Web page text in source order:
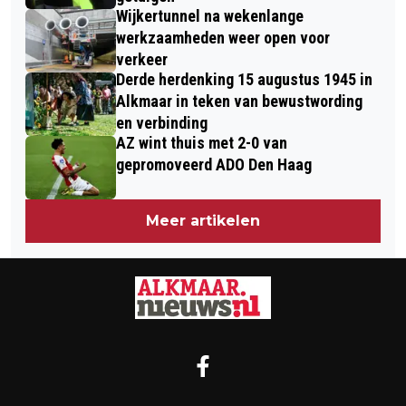
Wijkertunnel na wekenlange
werkzaamheden weer open voor
verkeer
Derde herdenking 15 augustus 1945 in
Alkmaar in teken van bewustwording
en verbinding
AZ wint thuis met 2-0 van
gepromoveerd ADO Den Haag
Meer artikelen